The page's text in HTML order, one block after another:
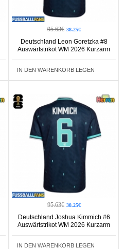
95.63€ 38.25€
Deutschland Leon Goretzka #8
Auswärtstrikot WM 2026 Kurzarm
IN DEN WARENKORB LEGEN
95.63€ 38.25€
Deutschland Joshua Kimmich #6
Auswärtstrikot WM 2026 Kurzarm
IN DEN WARENKORB LEGEN